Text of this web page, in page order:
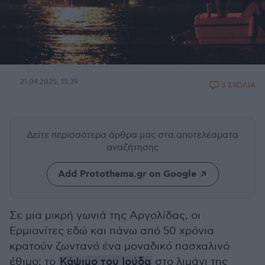
21.04.2025, 15:39 3 ΣΧΟΛΙΑ
Δείτε περισσότερα άρθρα μας στα αποτελέσματα
αναζήτησης
Add Protothema.gr on Google
Σε μια μικρή γωνιά της Αργολίδας, οι
Ερμιονίτες εδώ και πάνω από 50 χρόνια
κρατούν ζωντανό ένα μοναδικό πασχαλινό
έθιμο: το Κάψιμο του Ιούδα στο λιμάνι της